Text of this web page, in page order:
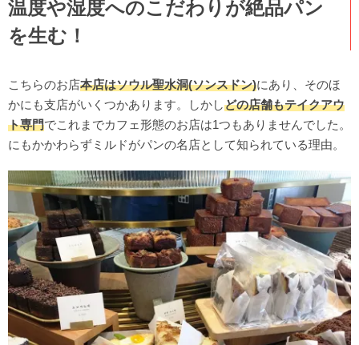
温度や湿度へのこだわりが絶品パン
を生む！
こちらのお店本店はソウル聖水洞(ソンスドン)にあり、そのほ
かにも支店がいくつかあります。しかしどの店舗もテイクアウ
ト専門でこれまでカフェ形態のお店は1つもありませんでした。
にもかかわらずミルドがパンの名店として知られている理由。